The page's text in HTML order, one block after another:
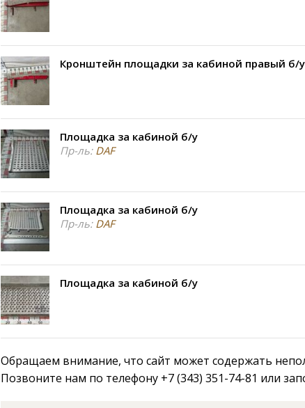
Кронштейн площадки за кабиной правый б/у
Площадка за кабиной б/у
Пр-ль:DAF
Площадка за кабиной б/у
Пр-ль:DAF
Площадка за кабиной б/у
Обращаем внимание, что сайт может содержать
Позвоните нам по телефону +7 (343) 351-74-81 или